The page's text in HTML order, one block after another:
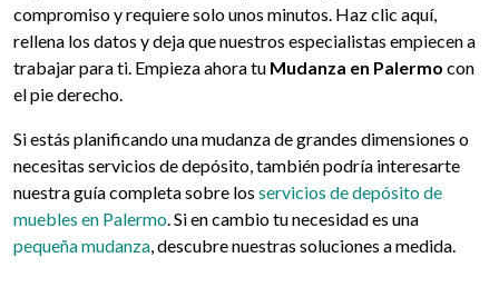
compromiso y requiere solo unos minutos. Haz clic aquí,
rellena los datos y deja que nuestros especialistas empiecen a
trabajar para ti. Empieza ahora tu Mudanza en Palermo con
el pie derecho.
Si estás planificando una mudanza de grandes dimensiones o
necesitas servicios de depósito, también podría interesarte
nuestra guía completa sobre los servicios de depósito de
muebles en Palermo. Si en cambio tu necesidad es una
pequeña mudanza, descubre nuestras soluciones a medida.